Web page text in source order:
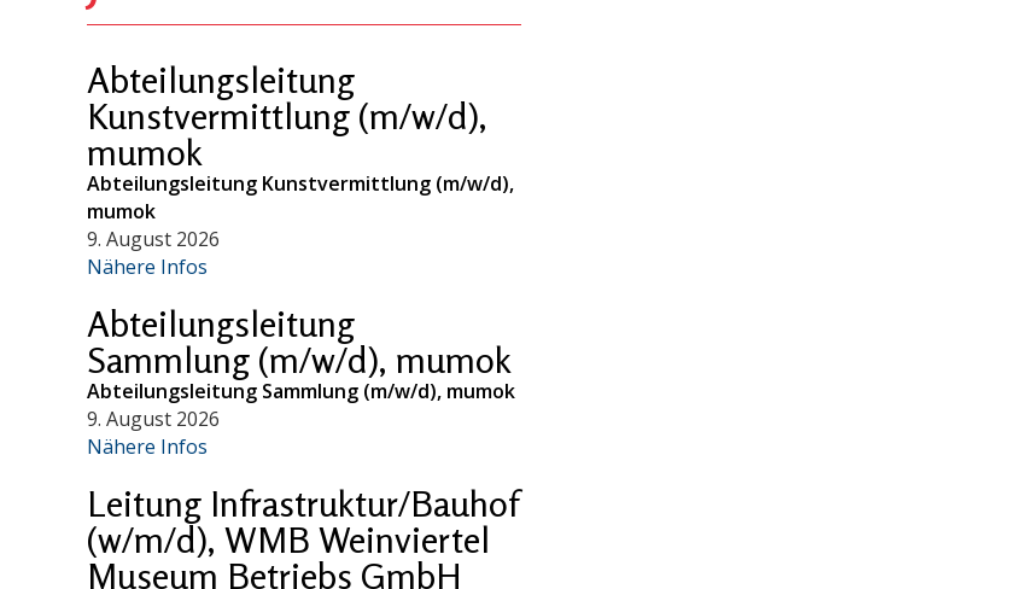
Abteilungsleitung
Kunstvermittlung (m/w/d),
mumok
Abteilungsleitung Kunstvermittlung (m/w/d),
mumok
9. August 2026
Nähere Infos
Abteilungsleitung
Sammlung (m/w/d), mumok
Abteilungsleitung Sammlung (m/w/d), mumok
9. August 2026
Nähere Infos
Leitung Infrastruktur/Bauhof
(w/m/d), WMB Weinviertel
Museum Betriebs GmbH